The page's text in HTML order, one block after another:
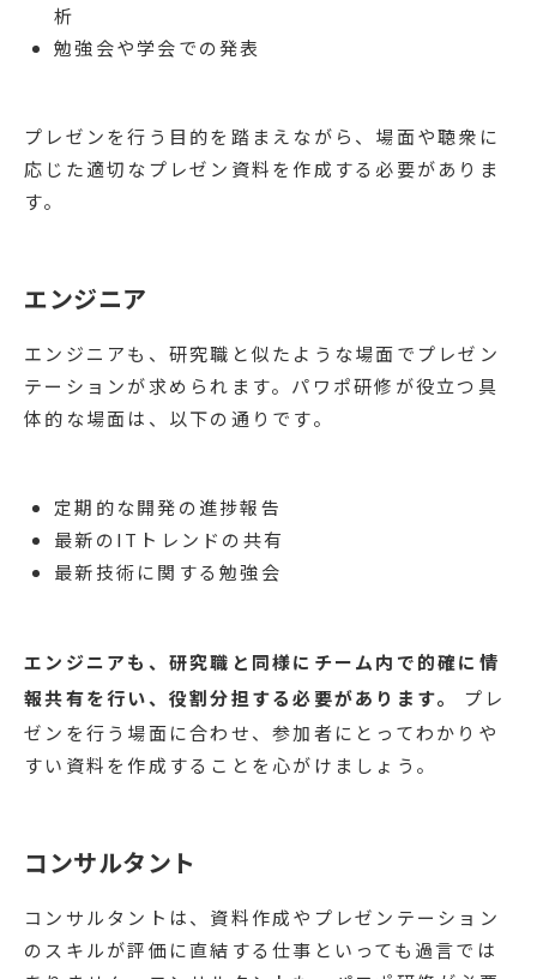
析
勉強会や学会での発表
プレゼンを行う目的を踏まえながら、場面や聴衆に
応じた適切なプレゼン資料を作成する必要がありま
す。
エンジニア
エンジニアも、研究職と似たような場面でプレゼン
テーションが求められます。パワポ研修が役立つ具
体的な場面は、以下の通りです。
定期的な開発の進捗報告
最新のITトレンドの共有
最新技術に関する勉強会
エンジニアも、研究職と同様にチーム内で的確に情
報共有を行い、役割分担する必要があります。
プレ
ゼンを行う場面に合わせ、参加者にとってわかりや
すい資料を作成することを心がけましょう。
コンサルタント
コンサルタントは、資料作成やプレゼンテーション
のスキルが評価に直結する仕事といっても過言では